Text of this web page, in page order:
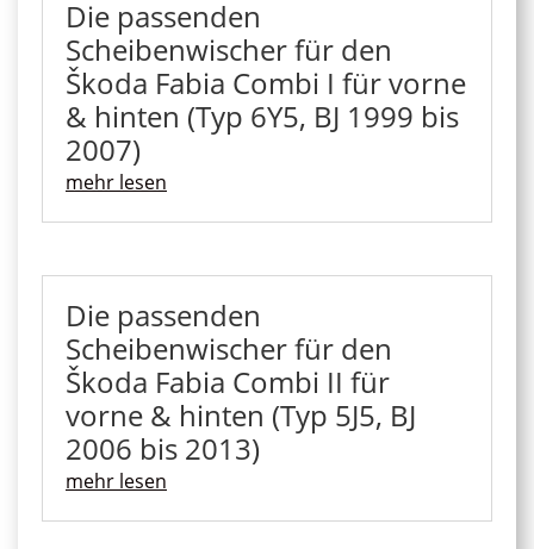
Die passenden
Scheibenwischer für den
Škoda Fabia Combi I für vorne
& hinten (Typ 6Y5, BJ 1999 bis
2007)
mehr lesen
Die passenden
Scheibenwischer für den
Škoda Fabia Combi II für
vorne & hinten (Typ 5J5, BJ
2006 bis 2013)
mehr lesen